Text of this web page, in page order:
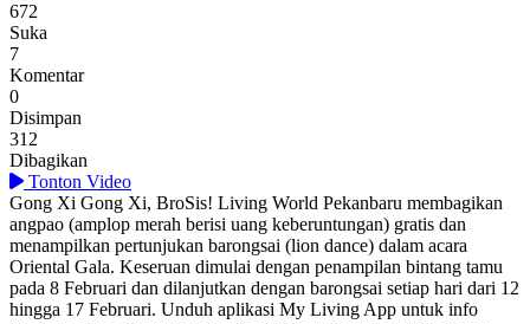
672
Suka
7
Komentar
0
Disimpan
312
Dibagikan
Tonton Video
Gong Xi Gong Xi, BroSis! Living World Pekanbaru membagikan
angpao (amplop merah berisi uang keberuntungan) gratis dan
menampilkan pertunjukan barongsai (lion dance) dalam acara
Oriental Gala. Keseruan dimulai dengan penampilan bintang tamu
pada 8 Februari dan dilanjutkan dengan barongsai setiap hari dari 12
hingga 17 Februari. Unduh aplikasi My Living App untuk info